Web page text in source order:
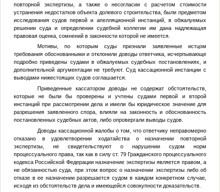
повторной экспертизы, а также о несогласии с расчетом стоимости
устранения недостатков объекта долевого строительства, были предметом
исследования судов первой и апелляционной инстанций, в обжалуемых
решении суда и определении судебной коллегии им дана надлежащая
правовая оценка, сомнений в законности которой не имеется.
Мотивы, по которым суды признали заявленные истцом
требования обоснованными и отклонили доводы ответчика, исчерпывающе
подробно приведены судами в обжалуемых судебных постановлениях, и
дополнительной аргументации не требуют. Суд кассационной инстанции с
выводами нижестоящих судов соглашается.
Приведенные кассатором доводы не содержат обстоятельств,
которые не были бы проверены и учтены судами первой и второй
инстанций при рассмотрении дела и имели бы юридическое значение для
разрешения заявленного спора, влияли на законность и обоснованность
постановленных судебных актов, либо опровергали выводы судов.
Доводы кассационной жалобы о том, что ответчику неправомерно
отказано в удовлетворении ходатайства о назначении повторной
экспертизы, не свидетельствуют о нарушении судом норм
процессуального права, так как в силу ст. 79 Гражданского процессуального
кодекса Российской Федерации назначение экспертизы является правом, а
не обязанностью суда, при этом вопрос о назначении экспертизы либо об
отказе в ее назначении разрешается судом в каждом конкретном случае,
исходя из обстоятельств дела и имеющейся совокупности доказательств.